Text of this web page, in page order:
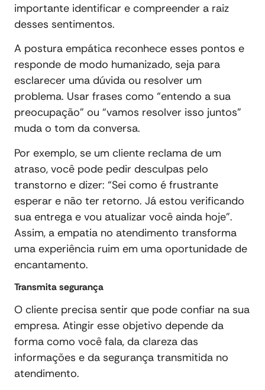
importante identificar e compreender a raiz
desses sentimentos.
A postura empática reconhece esses pontos e
responde de modo humanizado, seja para
esclarecer uma dúvida ou resolver um
problema. Usar frases como “entendo a sua
preocupação” ou “vamos resolver isso juntos”
muda o tom da conversa.
Por exemplo, se um cliente reclama de um
atraso, você pode pedir desculpas pelo
transtorno e dizer: “Sei como é frustrante
esperar e não ter retorno. Já estou verificando
sua entrega e vou atualizar você ainda hoje”.
Assim, a empatia no atendimento transforma
uma experiência ruim em uma oportunidade de
encantamento.
Transmita segurança
O cliente precisa sentir que pode confiar na sua
empresa. Atingir esse objetivo depende da
forma como você fala, da clareza das
informações e da segurança transmitida no
atendimento.